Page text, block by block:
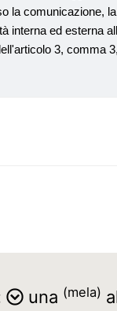
la comunicazione,
interna ed esterna
3, comma
una (mela)